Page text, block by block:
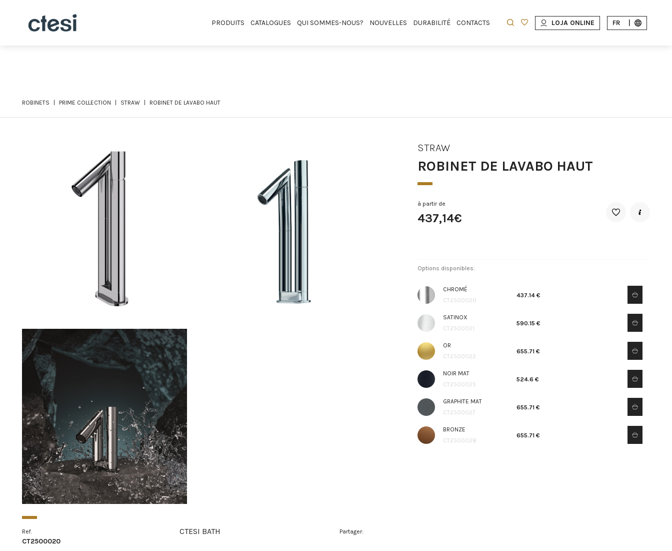
PRODUITS CATALOGUES QUI SOMMES-NOUS? NOUVELLES DURABILITÉ CONTACTS LOJA ONLINE FR
ROBINETS PRIME COLLECTION STRAW ROBINET DE LAVABO HAUT
STRAW
ROBINET DE LAVABO HAUT
à partir de
437,14€
Options disponibles:
CHROMÉ
CT2500020
437.14 €
SATINOX
CT2500021
590.15 €
OR
CT2500022
655.71 €
NOIR MAT
CT2500025
524.6 €
GRAPHITE MAT
CT2500027
655.71 €
BRONZE
CT2500028
655.71 €
Ref.
CT2500020
CTESI BATH Partager: